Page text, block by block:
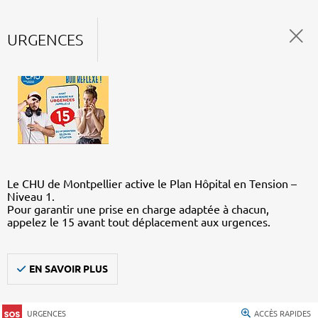
URGENCES
Le CHU de Montpellier active le Plan Hôpital en Tension –
Niveau 1.
Pour garantir une prise en charge adaptée à chacun,
appelez le 15 avant tout déplacement aux urgences.
EN SAVOIR PLUS
URGENCES ACCÈS RAPIDES